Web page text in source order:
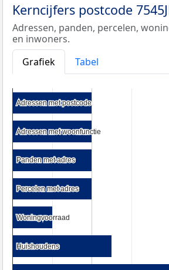
Kerncijfers postcode
Adressen, panden, percelen,
en inwoners.
Grafiek
Tabel
Adressen met postcode
Adressen met postcode
Adressen met woonfunctie
Adressen met woonfunctie
Panden met adres
Panden met adres
Percelen met adres
Percelen met adres
Woningvoorraad
Woningvoorraad
Huishoudens
Huishoudens